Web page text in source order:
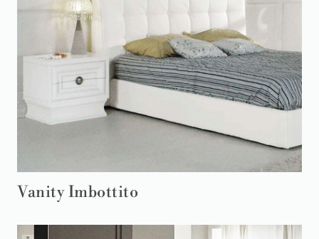
Vanity Imbottito